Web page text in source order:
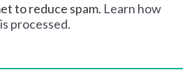
to reduce spam. Learn how
processed.